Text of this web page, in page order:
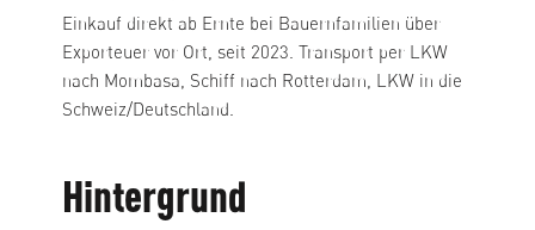
Einkauf direkt ab Ernte bei Bauernfamilien über
Exporteuer vor Ort, seit 2023. Transport per LKW
nach Mombasa, Schiff nach Rotterdam, LKW in die
Schweiz/Deutschland.
Hintergrund